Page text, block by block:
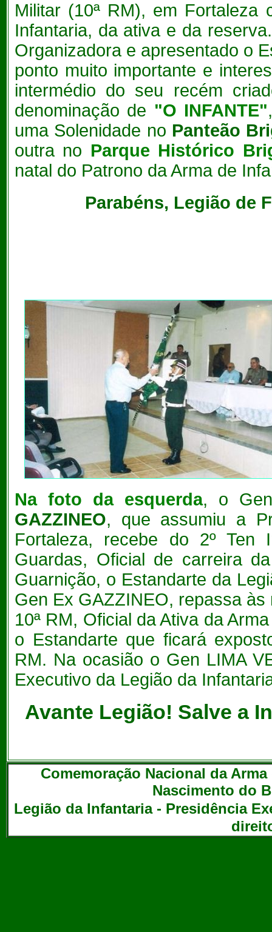
Militar (10ª RM), em Fortaleza
Infantaria, da ativa e da
Organizadora e apresentado o
ponto muito importante e
intermédio do seu recém
denominação de "O INFANTE"
uma Solenidade no Panteão
outra no Parque Histórico
natal do Patrono da Arma de
Parabéns, Legião de
Na foto da esquerda, o Gen
GAZZINEO, que assumiu a
Fortaleza, recebe do 2º Ten
Guardas, Oficial de carreira
Guarnição, o Estandarte da
Gen Ex GAZZINEO, repassa
10ª RM, Oficial da Ativa da
o Estandarte que ficará
RM. Na ocasião o Gen LIMA
Executivo da Legião da
Avante Legião! Salve a
Comemoração Nacional da
Nascimento do
Legião da Infantaria - Presidência